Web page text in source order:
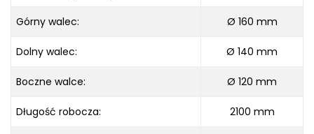
Górny walec: Ø 160 mm
Dolny walec: Ø 140 mm
Boczne walce: Ø 120 mm
Długość robocza: 2100 mm